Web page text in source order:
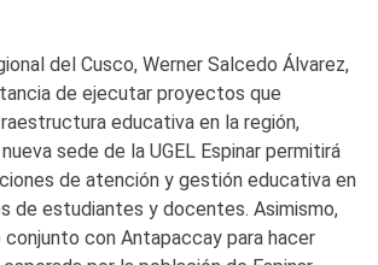
del Cusco, Werner Salcedo Álvarez,
de ejecutar proyectos que
educativa en la región,
sede de la UGEL Espinar permitirá
de atención y gestión educativa en
de estudiantes y docentes. Asimismo,
con Antapaccay para hacer